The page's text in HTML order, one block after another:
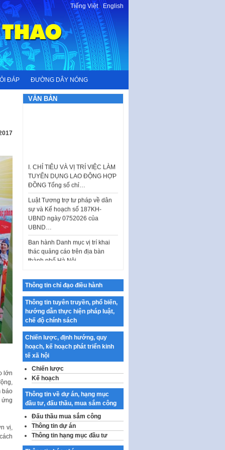
Tiếng Việt-English
ĐÁP ĐƯỜNG DÂY NÓNG
lớn
báo
ứng
vị,
VĂN BẢN
TUYỂN DỤNG LAO ĐỘNG HỢP
ĐỒNG Tổng số chỉ…
Luật Tương trợ tư pháp về dân
sự và Kế hoạch số 187KH-
UBND ngày 0752026 của
UBND…
thác quảng cáo trên địa bàn
thành phố Hà Nội
tưởng của Đảng…
Công bố công khai dự toán kinh
phí xây dựng pháp luật, hoàn
thiện thể chế, chính…
Quy định về nghiên cứu, ứng
dụng khoa học, công nghệ, đổi
mới sáng tạo và chuyển…
Quy định chi tiết và hướng dẫn
thi hành một số điều của Luật Lý
lịch tư…
Sửa đổi, bổ sung một số nội
dung tại Nghị quyết số 30/NQ-
CP ngày 24 tháng 02…
Ban hành Chương trình hành
động của Chính phủ thực hiện
Thông tin chỉ đạo điều hành
Thông tin tuyên truyền, phổ biến,
hướng dẫn thực hiện pháp luật,
chế độ chính sách
Chiến lược, định hướng, quy
hoạch, kế hoạch phát triển kinh
tế xã hội
Chiến lược
Kế hoạch
Thông tin về dự án, hạng mục
đầu tư, đấu thầu, mua sắm công
Đấu thầu mua sắm công
Thông tin dự án
Thông tin hạng mục đầu tư